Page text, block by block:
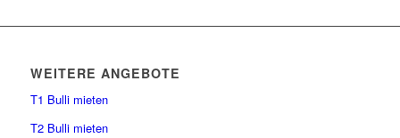
WEITERE ANGEBOTE
T1 Bulli mieten
T2 Bulli mieten